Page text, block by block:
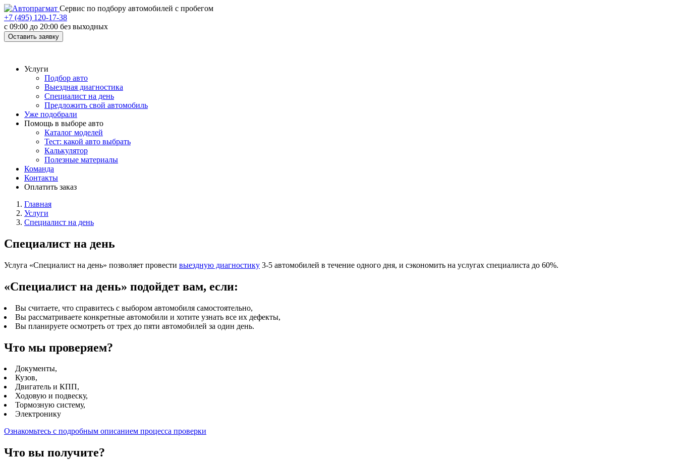
Cервис по подбору автомобилей с пробегом
+7 (495) 120-17-38
с 09:00 до 20:00 без выходных
Оставить заявку
Услуги
Подбор авто
Выездная диагностика
Специалист на день
Предложить свой автомобиль
Уже подобрали
Помощь в выборе авто
Каталог моделей
Тест: какой авто выбрать
Калькулятор
Полезные материалы
Команда
Контакты
Оплатить заказ
Главная
Услуги
Специалист на день
Специалист на день
Услуга «Специалист на день» позволяет провести выездную диагностику 3-5 автомобилей в течение одного дня, и сэкономить на услугах специалиста до 60%.
«Cпециалист на день» подойдет вам, если:
Вы считаете, что справитесь с выбором автомобиля самостоятельно,
Вы рассматриваете конкретные автомобили и хотите узнать все их дефекты,
Вы планируете осмотреть от трех до пяти автомобилей за один день.
Что мы проверяем?
Документы,
Кузов,
Двигатель и КПП,
Ходовую и подвеску,
Тормозную систему,
Электронику
Ознакомьтесь с подробным описанием процесса проверки
Что вы получите?